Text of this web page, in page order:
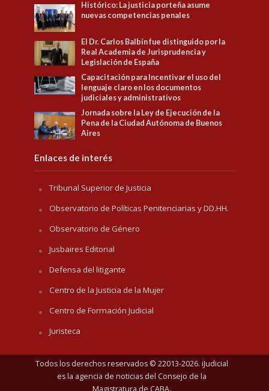
Histórico: La justicia porteña asume
nuevas competencias penales
El Dr. Carlos Balbín fue distinguido por la
Real Academia de Jurisprudencia y
Legislación de España
Capacitación para Incentivar el uso del
lenguaje claro en los documentos
judiciales y administrativos
Jornada sobre la Ley de Ejecución de la
Pena de la Ciudad Autónoma de Buenos
Aires
Enlaces de interés
Tribunal Superior de Justicia
Observatorio de Políticas Penitenciarias y DD.HH.
Observatorio de Género
Jusbaires Editorial
Defensa del litigante
Centro de la Justicia de la Mujer
Centro de Formación Judicial
Juristeca
Todos los derechos reservados © 22013-2026. iJudicial
es la agencia de noticias del Consejo de la